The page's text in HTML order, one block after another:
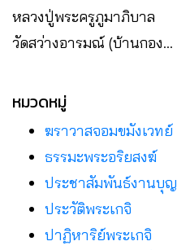
หลวงปู่พระครูภูมาภิบาล
วัดสว่างอารมณ์ (บ้านกอง
จ.อุบลราชธานี
หมวดหมู่
ฆราวาสจอมขมังเวทย์
ธรรมะพระอริยสงฆ์
ประชาสัมพันธ์งานบุญ
ประวัติพระเกจิ
ปาฏิหาริย์พระเกจิ